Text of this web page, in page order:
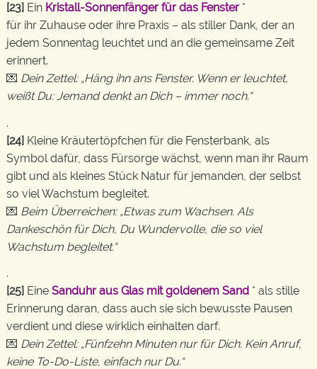
[23] Ein Kristall-Sonnenfänger für das Fenster *
für ihr Zuhause oder ihre Praxis – als stiller Dank, der an
jedem Sonnentag leuchtet und an die gemeinsame Zeit
erinnert.
💌 Dein Zettel: „Häng ihn ans Fenster. Wenn er leuchtet,
weißt Du: Jemand denkt an Dich – immer noch.“
.
[24] Kleine Kräutertöpfchen für die Fensterbank, als
Symbol dafür, dass Fürsorge wächst, wenn man ihr Raum
gibt und als kleines Stück Natur für jemanden, der selbst
so viel Wachstum begleitet.
💌 Beim Überreichen: „Etwas zum Wachsen. Als
Dankeschön für Dich, Du Wundervolle, die so viel
Wachstum begleitet.“
.
[25] Eine Sanduhr aus Glas mit goldenem Sand * als stille
Erinnerung daran, dass auch sie sich bewusste Pausen
verdient und diese wirklich einhalten darf.
💌 Dein Zettel: „Fünfzehn Minuten nur für Dich. Kein Anruf,
keine To-Do-Liste, einfach nur Du.“